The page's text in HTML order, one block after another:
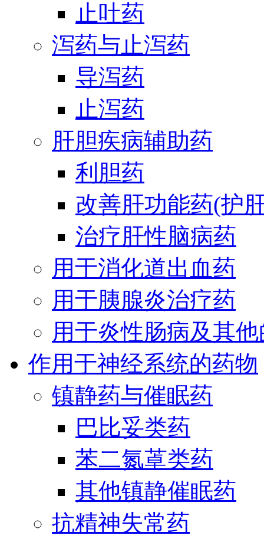
止吐药
泻药与止泻药
导泻药
止泻药
肝胆疾病辅助药
利胆药
改善肝功能药(护
治疗肝性脑病药
用于消化道出血药
用于胰腺炎治疗药
用于炎性肠病及其
作用于神经系统的药物
镇静药与催眠药
巴比妥类药
苯二氮䓬类药
其他镇静催眠药
抗精神失常药